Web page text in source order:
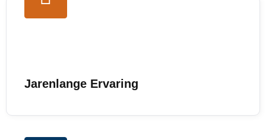
Jarenlange Ervaring